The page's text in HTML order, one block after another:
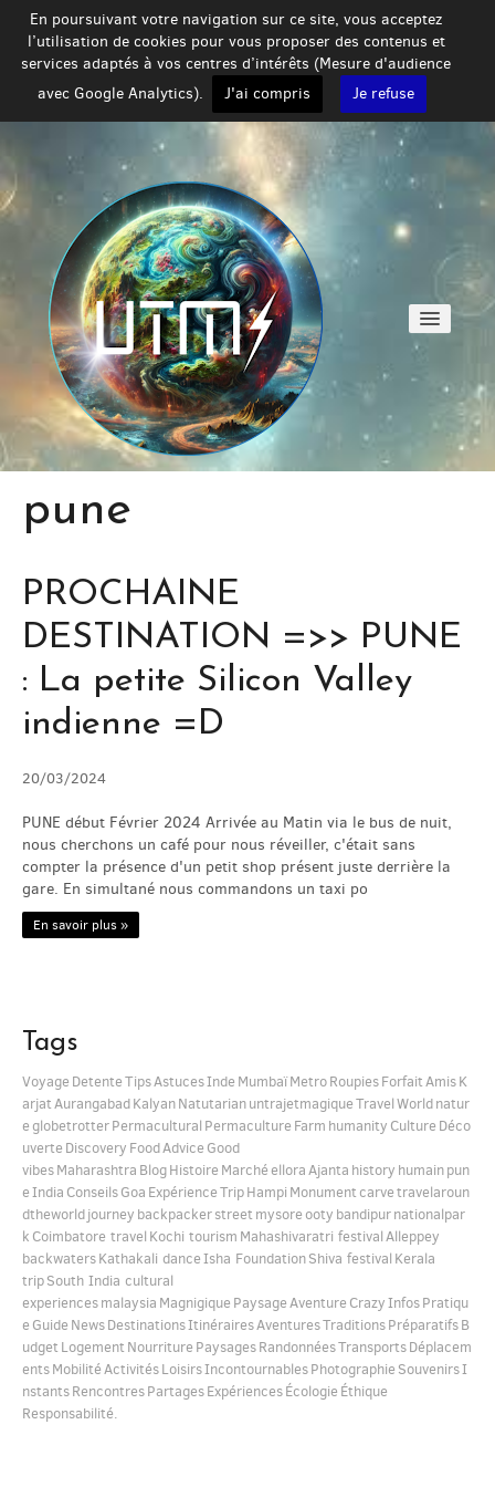
En poursuivant votre navigation sur ce site, vous acceptez
l’utilisation de cookies pour vous proposer des contenus et
services adaptés à vos centres d’intérêts (Mesure d'audience
avec Google Analytics).
J'ai compris Je refuse
AIDEZ NOUS / HELP US
VOYAGE / JOURNEY
PHOTOS / PICS
BLOG
SERVICES
CONTACT
pune
PROCHAINE
DESTINATION =>> PUNE
: La petite Silicon Valley
indienne =D
20/03/2024
PUNE début Février 2024 Arrivée au Matin via le bus de nuit,
nous cherchons un café pour nous réveiller, c'était sans
compter la présence d'un petit shop présent juste derrière la
gare. En simultané nous commandons un taxi po
En savoir plus »
Tags
Voyage DetenteTipsAstucesInde MumbaïMetroRoupiesForfaitAmisK
arjatAurangabadKalyanNatutarianuntrajetmagiqueTravelWorldnatur
e globetrotterPermacultural Permaculture Farm humanity Culture Déco
uverte Discovery FoodAdvice Good
vibesMaharashtra BlogHistoire Marché elloraAjanta history humainpun
eIndia ConseilsGoa ExpérienceTripHampi Monument carvetravelaroun
dtheworldjourney backpackerstreet mysore ooty bandipurnationalpar
k Coimbatore travel Kochi tourism Mahashivaratri festivalAlleppey
backwatersKathakali danceIsha FoundationShiva festival Kerala
tripSouth India cultural
experiencesmalaysia Magnigique PaysageAventure CrazyInfosPratiqu
e Guide NewsDestinationsItinérairesAventuresTraditionsPréparatifsB
udget Logement Nourriture PaysagesRandonnéesTransportsDéplacem
entsMobilitéActivitésLoisirsIncontournablesPhotographie SouvenirsI
nstantsRencontresPartagesExpériencesÉcologie Éthique
Responsabilité.